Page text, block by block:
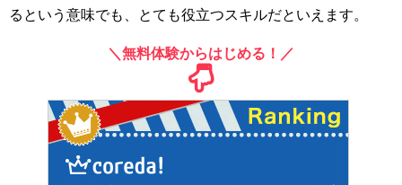
るという意味でも、とても役立つスキルだといえます。
＼無料体験からはじめる！／